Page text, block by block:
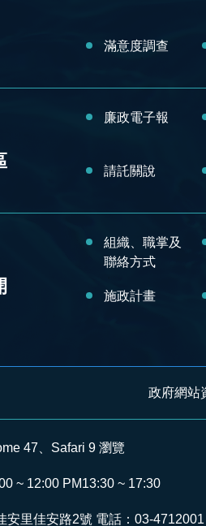
滿意度調查
廉政電子報
請託關說
組織、職掌及
聯絡方式
施政計畫
政府網站
47、Safari 9 瀏覽
~ 12:00 PM13:30 ~ 17:30
安里佳安路2號 電話：03-4712001